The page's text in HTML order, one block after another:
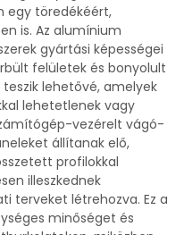
egy töredékéért,
is. Az alumínium
gyártási képességei
felületek és bonyolult
lehetővé, amelyek
lehetetlenek vagy
vezérelt vágó-
állítanak elő,
profilokkal
illeszkednek
terveket létrehozva. Ez a
minőséget és